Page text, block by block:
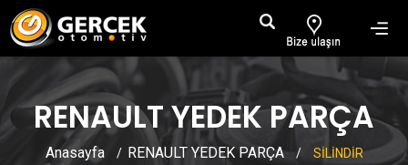
RENAULT YEDEK PARÇA
Anasayfa / RENAULT YEDEK PARÇA /
SİLİNDİR